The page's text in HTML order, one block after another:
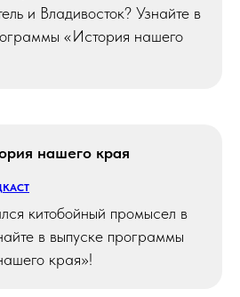
и Владивосток? Узнайте в
«История нашего
нашего края
китобойный промысел в
в выпуске программы
края»!